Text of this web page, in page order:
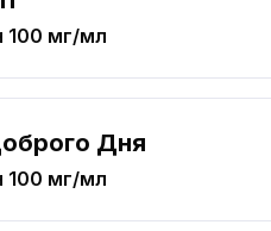
100 мг/мл
Дня
100 мг/мл